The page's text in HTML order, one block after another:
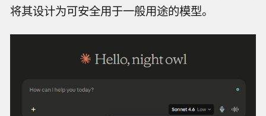
将其设计为可安全用于一般用途的模型。